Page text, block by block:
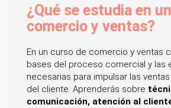
¿Qué se estudia en
comercio y ventas?
En un curso de comercio y ventas
bases del proceso comercial y las
necesarias para impulsar las
del cliente. Aprenderás sobre
comunicación, atención al